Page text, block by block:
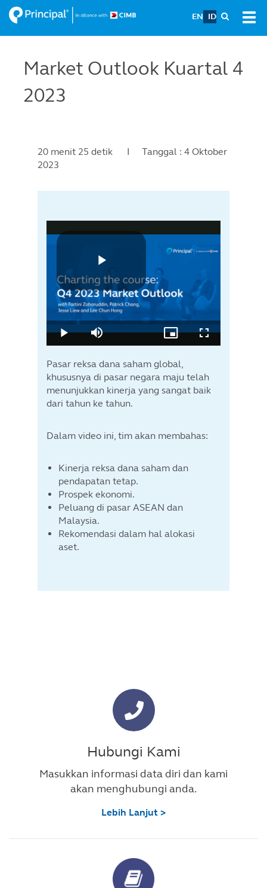
Skip
to
EN ID
Market Outlook Kuartal 4
2023
20 menit 25 detik I Tanggal : 4 Oktober
2023
Pasar reksa dana saham global,
khususnya di pasar negara maju telah
menunjukkan kinerja yang sangat baik
dari tahun ke tahun.
Dalam video ini, tim akan membahas:
Kinerja reksa dana saham dan
pendapatan tetap.
Prospek ekonomi.
Peluang di pasar ASEAN dan
Malaysia.
Rekomendasi dalam hal alokasi
aset.
Hubungi Kami
Masukkan informasi data diri dan kami
akan menghubungi anda.
Lebih Lanjut >